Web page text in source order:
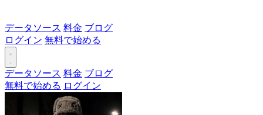
データソース 料金 ブログ
ログイン 無料で始める
データソース 料金 ブログ
無料で始める ログイン